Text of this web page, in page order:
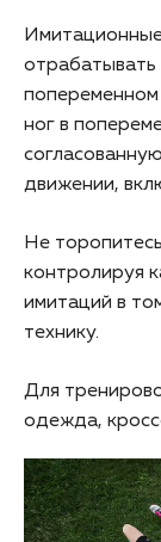
отрабатывать
ног в
движении,
Не
контролируя
имитаций в
технику.
Для
одежда,